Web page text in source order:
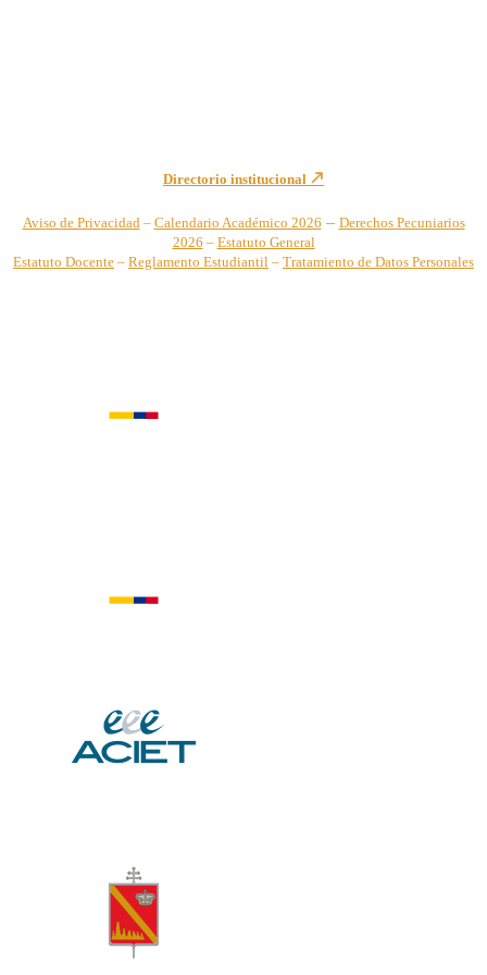
Directorio institucional
Aviso de Privacidad – Calendario Académico 2026 – Derechos Pecuniarios
2026 – Estatuto General
Estatuto Docente – Reglamento Estudiantil – Tratamiento de Datos Personales